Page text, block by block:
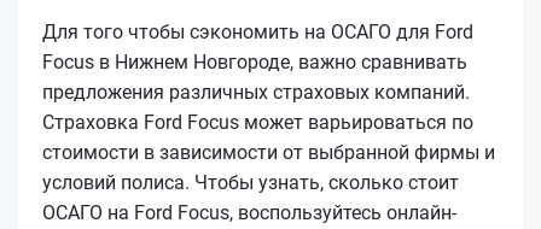
Для того чтобы сэкономить на ОСАГО для Ford
Focus в Нижнем Новгороде, важно сравнивать
предложения различных страховых компаний.
Страховка Ford Focus может варьироваться по
стоимости в зависимости от выбранной фирмы и
условий полиса. Чтобы узнать, сколько стоит
ОСАГО на Ford Focus, воспользуйтесь онлайн-